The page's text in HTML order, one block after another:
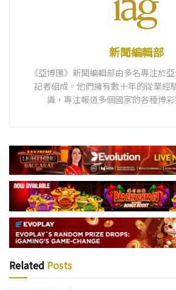
新聞編輯部
《亞博匯》新聞編輯部由多名專注於
記者組成。他們擁有數十年的從業經
識，專注報道多個國家的各種博彩
Related Posts